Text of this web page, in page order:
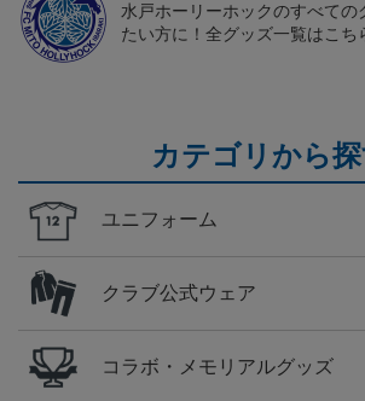
水戸ホーリーホックのすべての
たい方に！全グッズ一覧はこち
カテゴリから
ユニフォーム
クラブ公式ウェア
コラボ・メモリアルグッズ